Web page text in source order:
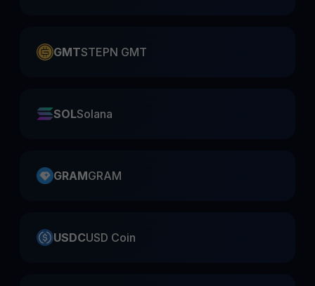
GMTSTEPN GMT
SOLSolana
GRAMGRAM
USDCUSD Coin